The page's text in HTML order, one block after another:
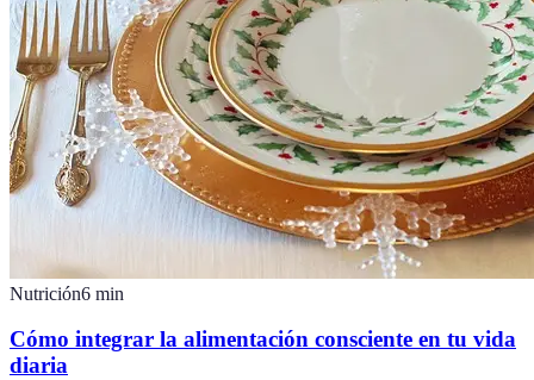
Nutrición6 min
Cómo integrar la alimentación consciente en tu vida
diaria